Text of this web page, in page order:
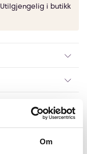
Om
Utilgjengelig i butikk